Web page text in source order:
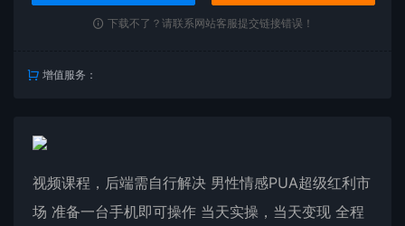
下载不了？请联系网站客服提交链接错误！
增值服务：
视频课程，后端需自行解决 男性情感PUA超级红利市
场 准备一台手机即可操作 当天实操，当天变现 全程